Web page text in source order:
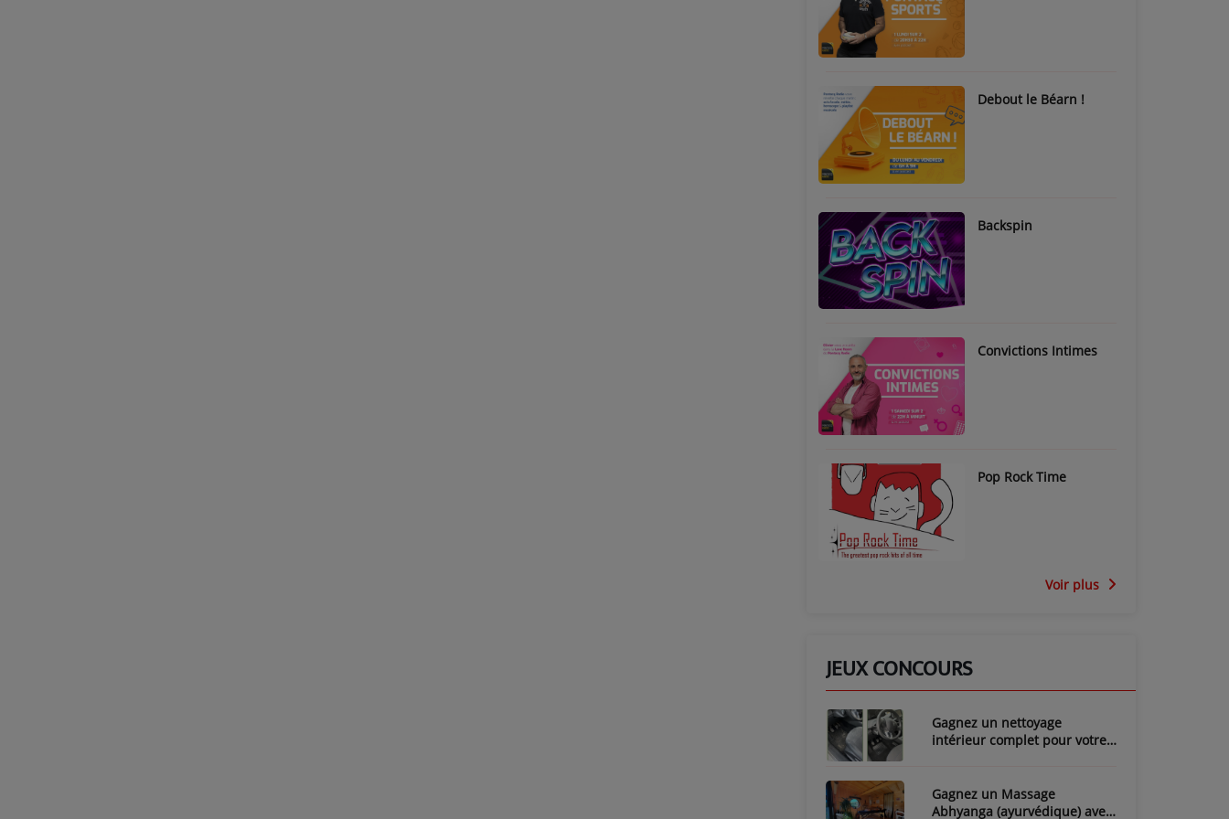
Debout le Béarn !
Backspin
Convictions Intimes
Pop Rock Time
Voir plus
JEUX CONCOURS
Gagnez un nettoyage
intérieur complet pour votre
Gagnez un Massage
Abhyanga (ayurvédique) avec